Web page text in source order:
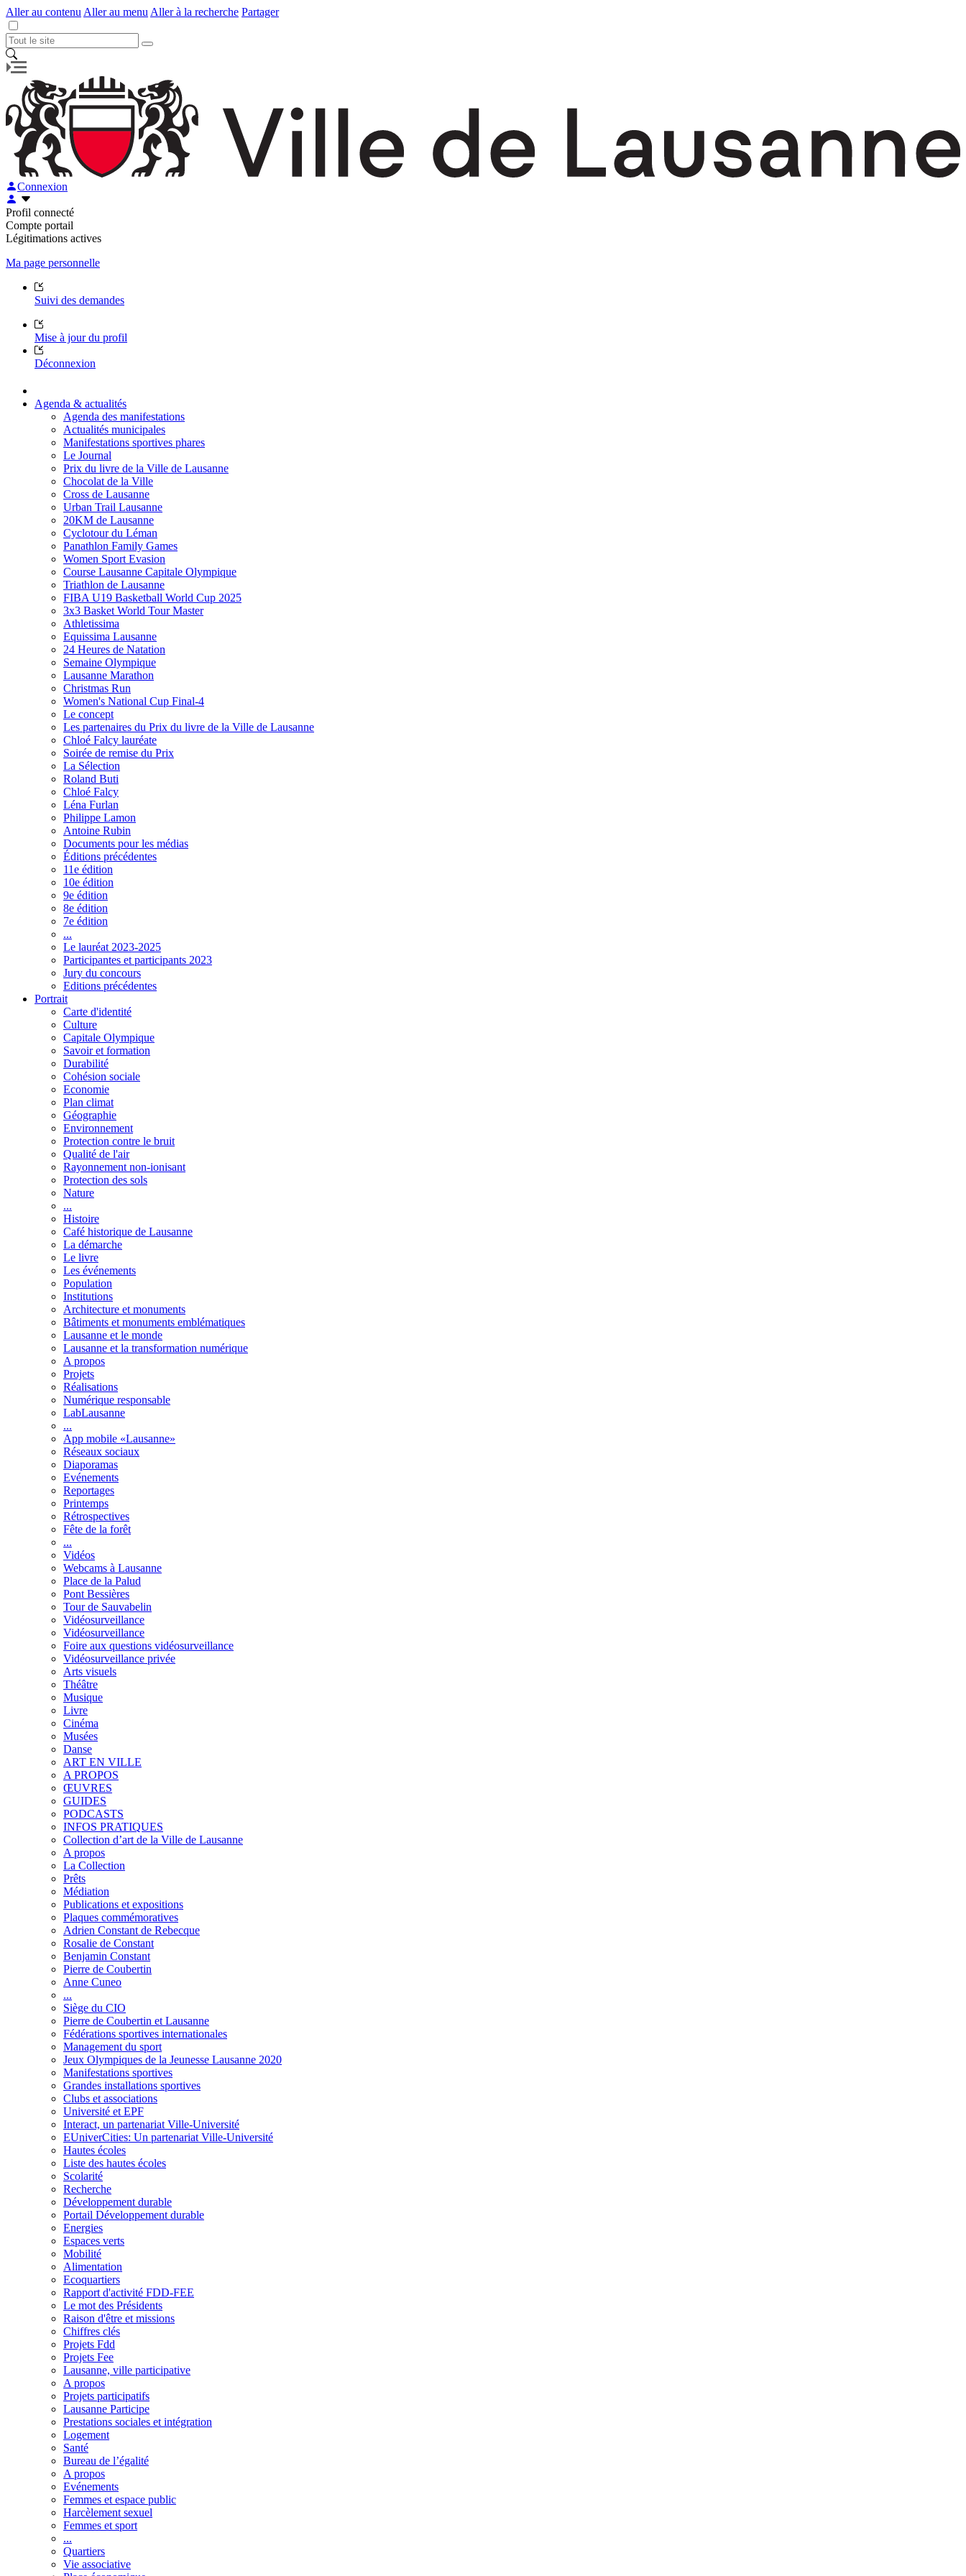
Aller au contenu Aller au menu Aller à la recherche Partager
Connexion
Profil connecté
Compte portail
Légitimations actives
Ma page personnelle
Suivi des demandes
Mise à jour du profil
Déconnexion
Agenda & actualités
Agenda des manifestations
Actualités municipales
Manifestations sportives phares
Le Journal
Prix du livre de la Ville de Lausanne
Chocolat de la Ville
Cross de Lausanne
Urban Trail Lausanne
20KM de Lausanne
Cyclotour du Léman
Panathlon Family Games
Women Sport Evasion
Course Lausanne Capitale Olympique
Triathlon de Lausanne
FIBA U19 Basketball World Cup 2025
3x3 Basket World Tour Master
Athletissima
Equissima Lausanne
24 Heures de Natation
Semaine Olympique
Lausanne Marathon
Christmas Run
Women's National Cup Final-4
Le concept
Les partenaires du Prix du livre de la Ville de Lausanne
Chloé Falcy lauréate
Soirée de remise du Prix
La Sélection
Roland Buti
Chloé Falcy
Léna Furlan
Philippe Lamon
Antoine Rubin
Documents pour les médias
Éditions précédentes
11e édition
10e édition
9e édition
8e édition
7e édition
...
Le lauréat 2023-2025
Participantes et participants 2023
Jury du concours
Editions précédentes
Portrait
Carte d'identité
Culture
Capitale Olympique
Savoir et formation
Durabilité
Cohésion sociale
Economie
Plan climat
Géographie
Environnement
Protection contre le bruit
Qualité de l'air
Rayonnement non-ionisant
Protection des sols
Nature
...
Histoire
Café historique de Lausanne
La démarche
Le livre
Les événements
Population
Institutions
Architecture et monuments
Bâtiments et monuments emblématiques
Lausanne et le monde
Lausanne et la transformation numérique
A propos
Projets
Réalisations
Numérique responsable
LabLausanne
...
App mobile «Lausanne»
Réseaux sociaux
Diaporamas
Evénements
Reportages
Printemps
Rétrospectives
Fête de la forêt
...
Vidéos
Webcams à Lausanne
Place de la Palud
Pont Bessières
Tour de Sauvabelin
Vidéosurveillance
Vidéosurveillance
Foire aux questions vidéosurveillance
Vidéosurveillance privée
Arts visuels
Théâtre
Musique
Livre
Cinéma
Musées
Danse
ART EN VILLE
A PROPOS
ŒUVRES
GUIDES
PODCASTS
INFOS PRATIQUES
Collection d’art de la Ville de Lausanne
A propos
La Collection
Prêts
Médiation
Publications et expositions
Plaques commémoratives
Adrien Constant de Rebecque
Rosalie de Constant
Benjamin Constant
Pierre de Coubertin
Anne Cuneo
...
Siège du CIO
Pierre de Coubertin et Lausanne
Fédérations sportives internationales
Management du sport
Jeux Olympiques de la Jeunesse Lausanne 2020
Manifestations sportives
Grandes installations sportives
Clubs et associations
Université et EPF
Interact, un partenariat Ville-Université
EUniverCities: Un partenariat Ville-Université
Hautes écoles
Liste des hautes écoles
Scolarité
Recherche
Développement durable
Portail Développement durable
Energies
Espaces verts
Mobilité
Alimentation
Ecoquartiers
Rapport d'activité FDD-FEE
Le mot des Présidents
Raison d'être et missions
Chiffres clés
Projets Fdd
Projets Fee
Lausanne, ville participative
A propos
Projets participatifs
Lausanne Participe
Prestations sociales et intégration
Logement
Santé
Bureau de l’égalité
A propos
Evénements
Femmes et espace public
Harcèlement sexuel
Femmes et sport
...
Quartiers
Vie associative